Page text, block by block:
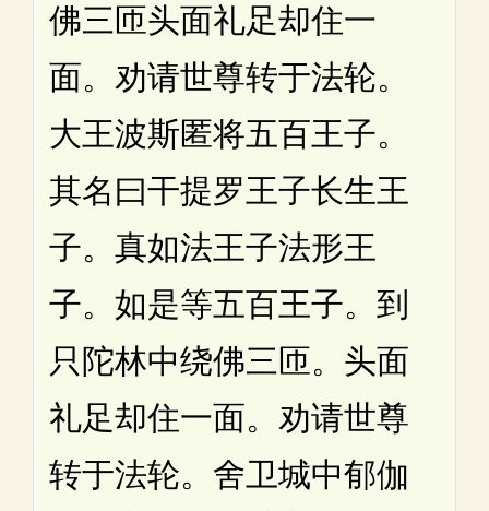
佛三匝头面礼足却住一
面。劝请世尊转于法轮。
大王波斯匿将五百王子。
其名曰干提罗王子长生王
子。真如法王子法形王
子。如是等五百王子。到
只陀林中绕佛三匝。头面
礼足却住一面。劝请世尊
转于法轮。舍卫城中郁伽